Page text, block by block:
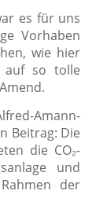
es für uns
Vorhaben
wie hier
auf so tolle
Amann-
Beitrag: Die
die CO₂-
und
der